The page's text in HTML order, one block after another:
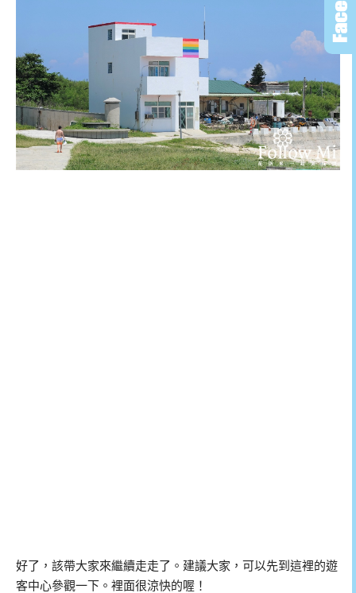
好了，該帶大家來繼續走走了。建議大家，可以先到這裡的遊
客中心參觀一下。裡面很涼快的喔！